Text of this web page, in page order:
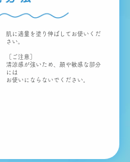
肌に適量を塗り伸ばしてお使いくだ
さい。
［ご注意］
清涼感が強いため、顔や敏感な部分
には
お使いにならないでください。